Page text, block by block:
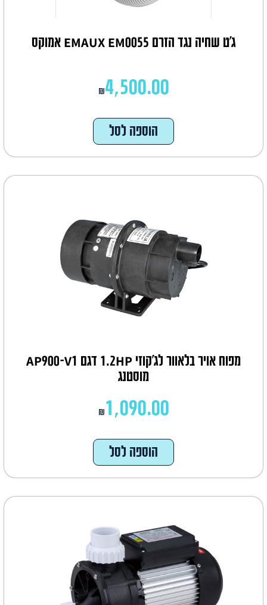
ג'ט שחיה נגד הזרם EMAUX EM0055 אמוקס
₪4,500.00
הוספה לסל
מפוח אויר בלאוור לג'קוזי 1.2HP דגם AP900-V1
מוסטנג
₪ 1,090.00
הוספה לסל